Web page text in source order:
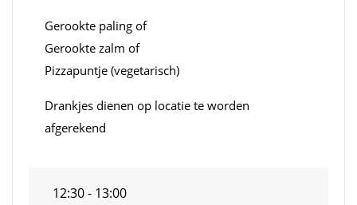
Gerookte paling of
Gerookte zalm of
Pizzapuntje (vegetarisch)
Drankjes dienen op locatie te worden
afgerekend
12:30 - 13:00